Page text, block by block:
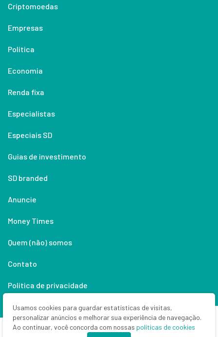
Criptomoedas
Empresas
Política
Economia
Renda fixa
Especialistas
Especiais SD
Guias de investimento
SD branded
Anuncie
Money Times
Quem (não) somos
Contato
Política de privacidade
Lifestyle
Usamos cookies para guardar estatísticas de visitas,
personalizar anúncios e melhorar sua experiência de navegação.
Ao continuar, você concorda com nossas políticas de cookies